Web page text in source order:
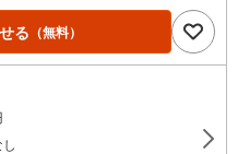
る （無料）